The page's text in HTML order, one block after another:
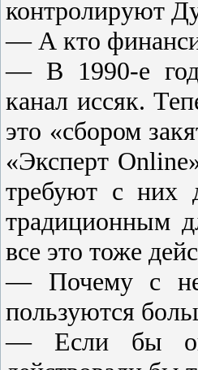
контролируют
— А кто
— В 1990-е
канал иссяк.
это «сбором
«Эксперт
требуют с них
традиционным
все это тоже
— Почему с
пользуются
— Если бы